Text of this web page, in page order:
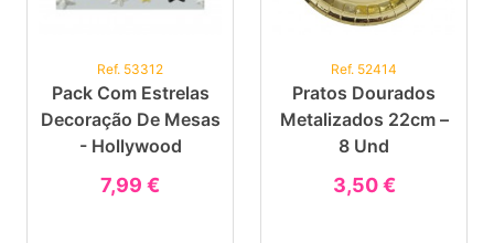
Ref. 53312
Pack Com Estrelas
Decoração De Mesas
- Hollywood
7,99 €
Ref. 52414
Pratos Dourados
Metalizados 22cm –
8 Und
3,50 €